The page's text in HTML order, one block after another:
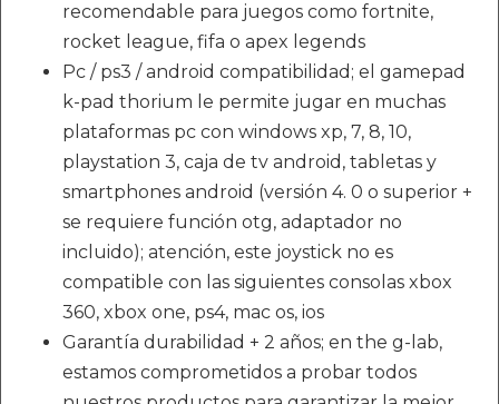
recomendable para juegos como fortnite,
rocket league, fifa o apex legends
Pc / ps3 / android compatibilidad; el gamepad
k-pad thorium le permite jugar en muchas
plataformas pc con windows xp, 7, 8, 10,
playstation 3, caja de tv android, tabletas y
smartphones android (versión 4. 0 o superior +
se requiere función otg, adaptador no
incluido); atención, este joystick no es
compatible con las siguientes consolas xbox
360, xbox one, ps4, mac os, ios
Garantía durabilidad + 2 años; en the g-lab,
estamos comprometidos a probar todos